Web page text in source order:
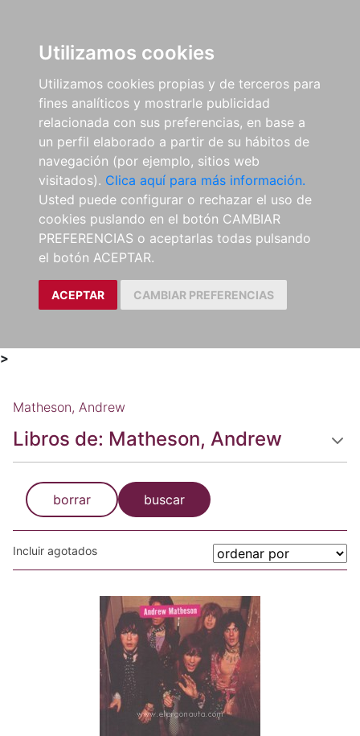
Utilizamos cookies
Utilizamos cookies propias y de terceros para
fines analíticos y mostrarle publicidad
relacionada con sus preferencias, en base a
un perfil elaborado a partir de su hábitos de
navegación (por ejemplo, sitios web
visitados). Clica aquí para más información.
Usted puede configurar o rechazar el uso de
cookies puslando en el botón CAMBIAR
PREFERENCIAS o aceptarlas todas pulsando
el botón ACEPTAR.
ACEPTAR CAMBIAR PREFERENCIAS
>
Matheson, Andrew
Libros de: Matheson, Andrew
borrar buscar
Incluir agotados